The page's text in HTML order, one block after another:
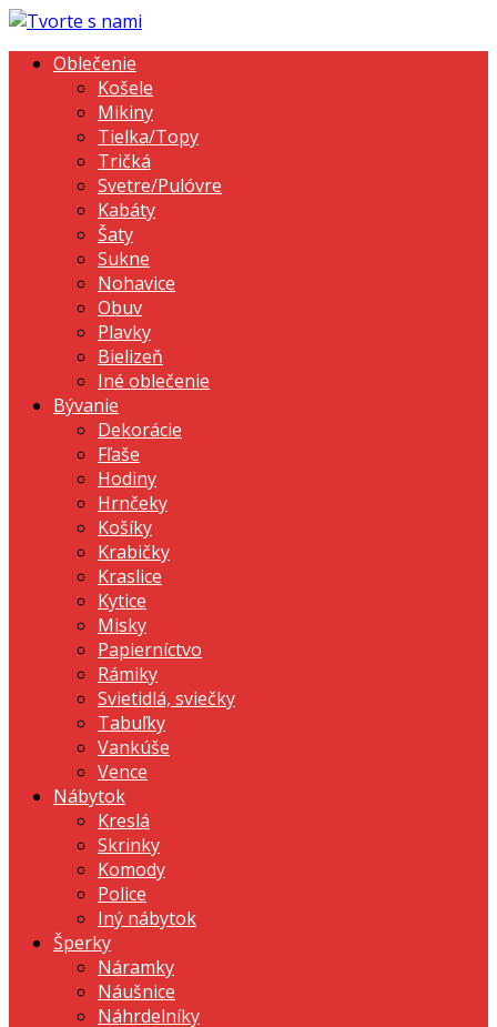
Oblečenie
Košele
Mikiny
Tielka/Topy
Tričká
Svetre/Pulóvre
Kabáty
Šaty
Sukne
Nohavice
Obuv
Plavky
Bielizeň
Iné oblečenie
Bývanie
Dekorácie
Fľaše
Hodiny
Hrnčeky
Košíky
Krabičky
Kraslice
Kytice
Misky
Papierníctvo
Rámiky
Svietidlá, sviečky
Tabuľky
Vankúše
Vence
Nábytok
Kreslá
Skrinky
Komody
Police
Iný nábytok
Šperky
Náramky
Náušnice
Náhrdelníky